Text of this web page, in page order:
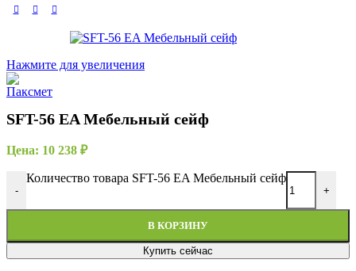
Нажмите для увеличения
SFT-56 EA Мебельный сейф
Цена: 10 238 ₽
-
Количество товара SFT-56 EA Мебельный сейф
+
В КОРЗИНУ
Купить сейчас